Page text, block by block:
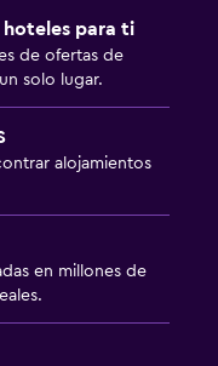
hoteles para ti
de ofertas de
solo lugar.
alojamientos
en millones de